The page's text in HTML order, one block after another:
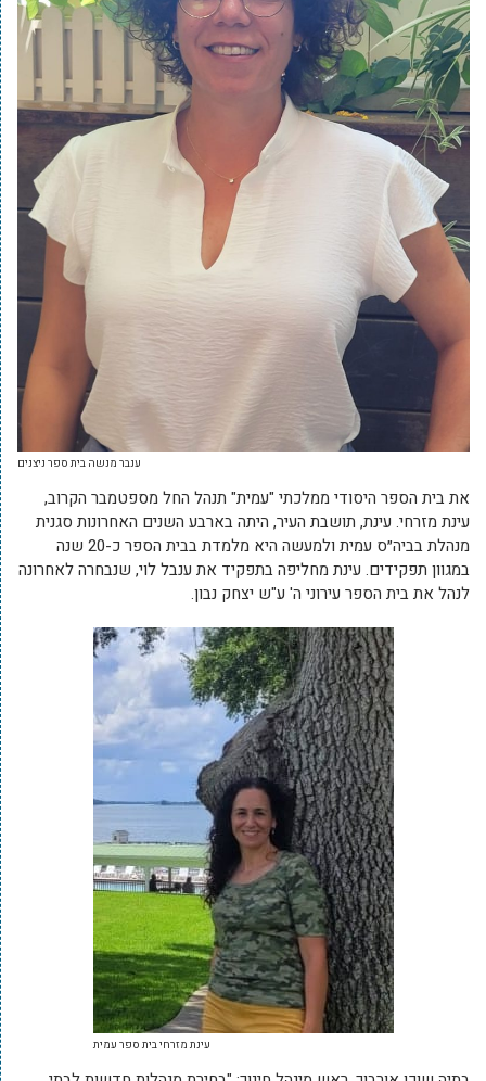
ענבר מנשה בית ספר ניצנים
את בית הספר היסודי ממלכתי "עמית" תנהל החל מספטמבר הקרוב,
עינת מזרחי. עינת, תושבת העיר, היתה בארבע השנים האחרונות סגנית
מנהלת בביה״ס עמית ולמעשה היא מלמדת בבית הספר כ-20 שנה
במגוון תפקידים. עינת מחליפה בתפקיד את ענבל לוי, שנבחרה לאחרונה
לנהל את בית הספר עירוני ה' ע"ש יצחק נבון.
עינת מזרחי בית ספר עמית